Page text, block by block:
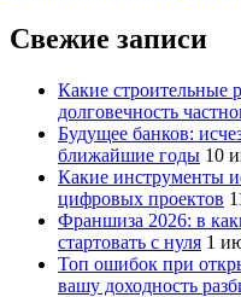
Свежие записи
Какие строительные
долговечность
Будущее банков:
ближайшие годы 10
Какие инструменты
цифровых проектов
Франшиза 2026: в
стартовать с нуля 1
Топ ошибок при
вашу доходность